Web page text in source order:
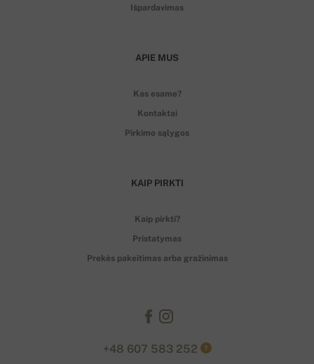
Išpardavimas
APIE MUS
Kas esame?
Kontaktai
Pirkimo sąlygos
KAIP PIRKTI
Kaip pirkti?
Pristatymas
Prekės pakeitimas arba gražinimas
+48 607 583 252 ?